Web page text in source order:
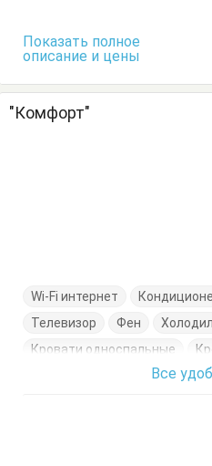
Показать полное
описание и цены
"Комфорт"
Wi-Fi интернет
Телевизор
Фен
Кровати односпальные
Стулья
Все